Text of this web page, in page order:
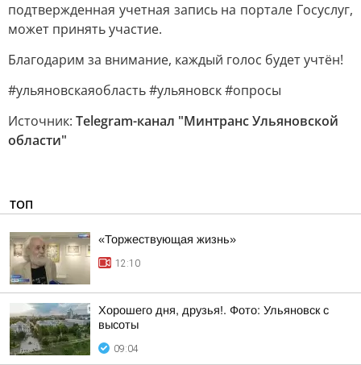
подтвержденная учетная запись на портале Госуслуг,
может принять участие.
Благодарим за внимание, каждый голос будет учтён!
#ульяновскаяобласть #ульяновск #опросы
Источник: Telegram-канал "Минтранс Ульяновской
области"
ТОП
«Торжествующая жизнь»
12:10
Хорошего дня, друзья!. Фото: Ульяновск с
высоты
09:04